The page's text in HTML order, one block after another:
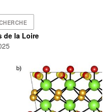
de la Loire